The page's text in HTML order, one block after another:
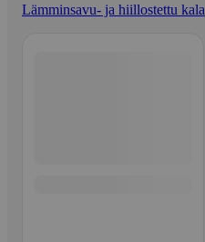
Lämminsavu- ja hiillostettu kala